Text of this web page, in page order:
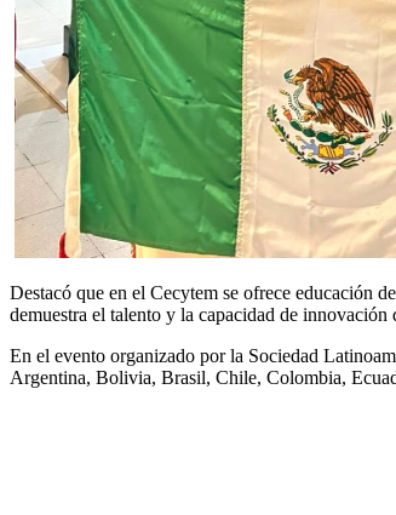
Destacó que en el Cecytem se ofrece educación
demuestra el talento y la capacidad de
En el evento organizado por la Sociedad
Argentina, Bolivia, Brasil, Chile, Colombia,